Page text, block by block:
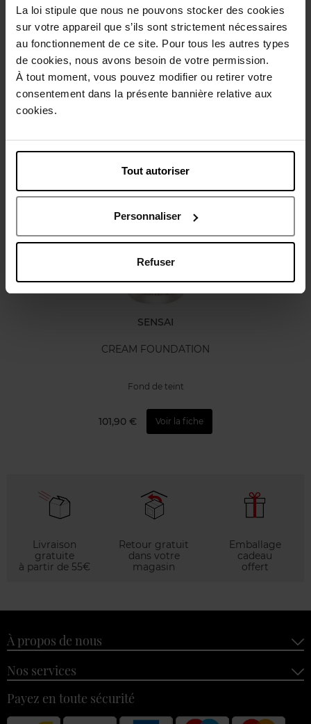
La loi stipule que nous ne pouvons stocker des cookies
sur votre appareil que s’ils sont strictement nécessaires
au fonctionnement de ce site. Pour tous les autres types
de cookies, nous avons besoin de votre permission.
À tout moment, vous pouvez modifier ou retirer votre
consentement dans la présente bannière relative aux
cookies.
Tout autoriser
Personnaliser
Refuser
Description
Caractéristiques
Avis client
Vous aimerez peut-être
SENSAI
CREAM FOUNDATION
Fond de teint
101,90 € Voir la fiche
Livraison
gratuite
à partir de 55€
Retour gratuit
dans votre
magasin
Emballage
cadeau
offert
À propos de nous
Nos services
Payez en toute sécurité